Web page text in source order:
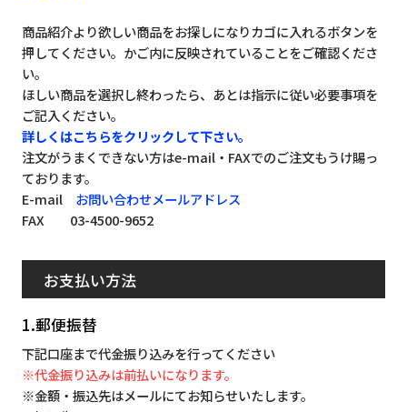
商品紹介より欲しい商品をお探しになりカゴに入れるボタンを
押してください。かご内に反映されていることをご確認くださ
い。
ほしい商品を選択し終わったら、あとは指示に従い必要事項を
ご記入ください。
詳しくはこちらをクリックして下さい。
注文がうまくできない方はe-mail・FAXでのご注文もうけ賜っ
ております。
E-mail お問い合わせメールアドレス
FAX 03-4500-9652
お支払い方法
1.郵便振替
下記口座まで代金振り込みを行ってください
※代金振り込みは前払いになります。
※金額・振込先はメールにてお知らせいたします。